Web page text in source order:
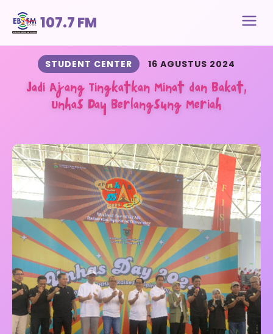
107.7 FM
STUDENT CENTER 16 AGUSTUS 2024
Jadi Ajang Tingkatkan Minat dan Bakat,
Unhas Day Berlangsung Meriah